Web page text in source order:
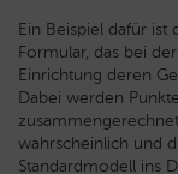
Ein Beispiel dafür ist
Formular, das bei
Einrichtung deren
Dabei werden
wahrscheinlich und
Standardmodell ins